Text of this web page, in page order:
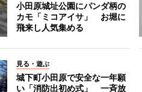
小田原城址公園にパンダ柄の
カモ「ミコアイサ」 お堀に
飛来し人気集める
見る・遊ぶ
城下町小田原で安全な一年願
い「消防出初め式」 一斉放